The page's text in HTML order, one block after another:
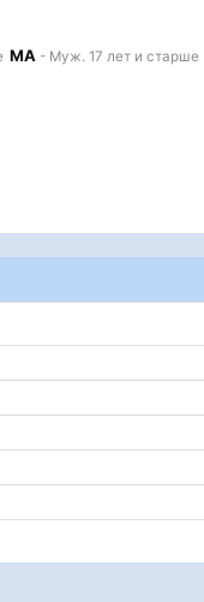
МА - Муж. 17 лет и старше